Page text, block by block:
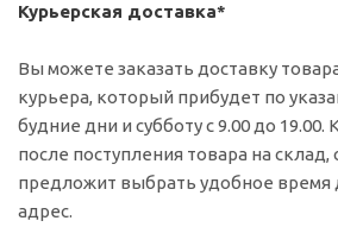
Курьерская доставка*
Вы можете заказать доставку
курьера, который прибудет по
будние дни и субботу с 9.00 до 19.00.
после поступления товара на склад,
предложит выбрать удобное время
адрес.